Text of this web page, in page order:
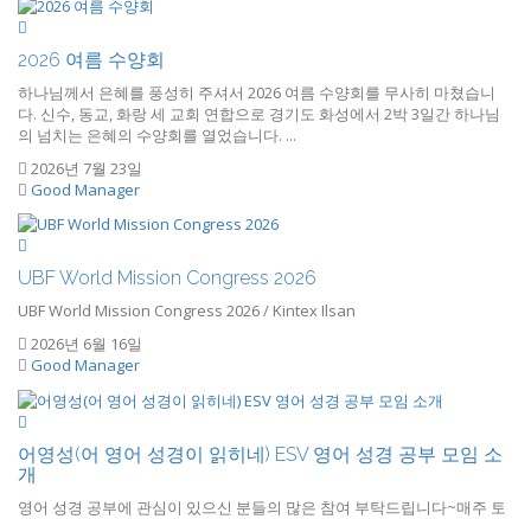
2026 여름 수양회
하나님께서 은혜를 풍성히 주셔서 2026 여름 수양회를 무사히 마쳤습니
다. 신수, 동교, 화랑 세 교회 연합으로 경기도 화성에서 2박 3일간 하나님
의 넘치는 은혜의 수양회를 열었습니다. ...
2026년 7월 23일
Good Manager
UBF World Mission Congress 2026
UBF World Mission Congress 2026 / Kintex Ilsan
2026년 6월 16일
Good Manager
어영성(어 영어 성경이 읽히네) ESV 영어 성경 공부 모임 소
개
영어 성경 공부에 관심이 있으신 분들의 많은 참여 부탁드립니다~매주 토